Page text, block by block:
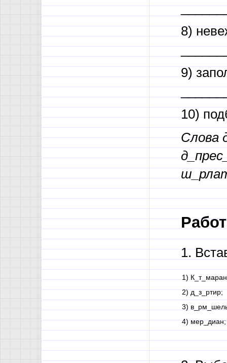
8)
9)
10)
Слова
1.
1)
2) д_з_ртир;
3)
4) мер_диан;